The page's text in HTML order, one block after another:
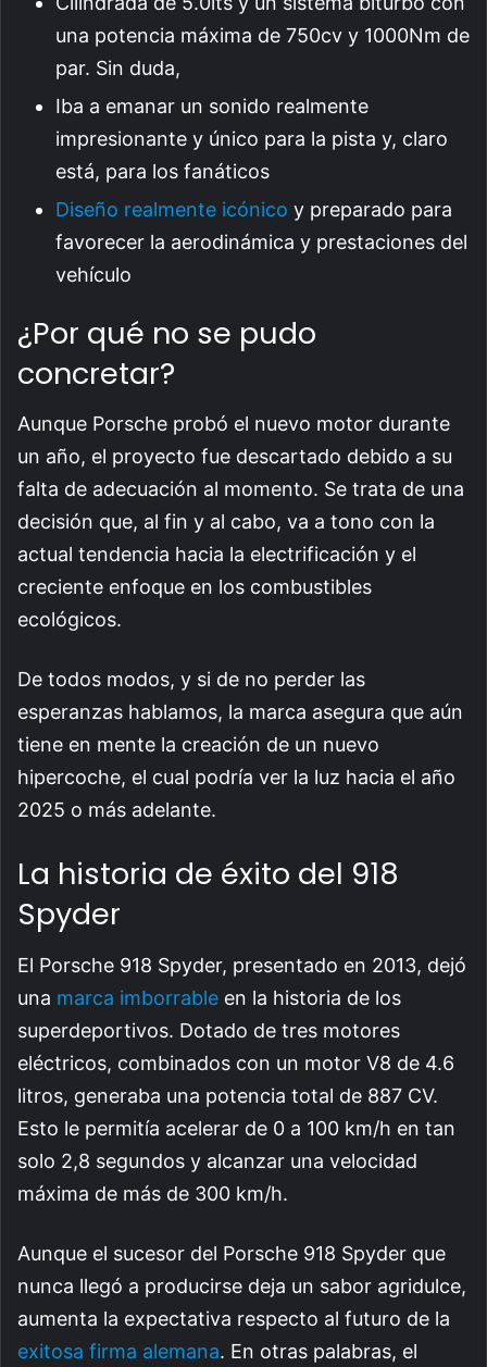
una potencia máxima de 750cv y 1000Nm de
par. Sin duda,
Iba a emanar un sonido realmente
impresionante y único para la pista y, claro
está, para los fanáticos
Diseño realmente icónico y preparado para
favorecer la aerodinámica y prestaciones del
vehículo
¿Por qué no se pudo
concretar?
Aunque Porsche probó el nuevo motor durante
un año, el proyecto fue descartado debido a su
falta de adecuación al momento. Se trata de una
decisión que, al fin y al cabo, va a tono con la
actual tendencia hacia la electrificación y el
creciente enfoque en los combustibles
ecológicos.
De todos modos, y si de no perder las
esperanzas hablamos, la marca asegura que aún
tiene en mente la creación de un nuevo
hipercoche, el cual podría ver la luz hacia el año
2025 o más adelante.
La historia de éxito del 918
Spyder
El Porsche 918 Spyder, presentado en 2013, dejó
una marca imborrable en la historia de los
superdeportivos. Dotado de tres motores
eléctricos, combinados con un motor V8 de 4.6
litros, generaba una potencia total de 887 CV.
Esto le permitía acelerar de 0 a 100 km/h en tan
solo 2,8 segundos y alcanzar una velocidad
máxima de más de 300 km/h.
Aunque el sucesor del Porsche 918 Spyder que
nunca llegó a producirse deja un sabor agridulce,
aumenta la expectativa respecto al futuro de la
exitosa firma alemana. En otras palabras, el